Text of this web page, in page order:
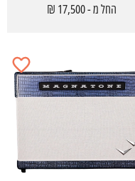
החל מ - 17,500 ₪